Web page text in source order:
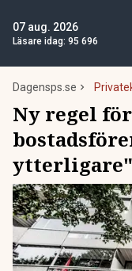
07 aug. 2026
Läsare idag: 95 696
Dagensps.se
Ny regel
ytterligare"